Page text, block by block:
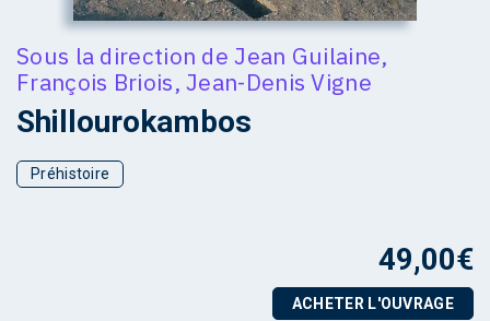
Sous la direction deJean Guilaine,
François Briois,Jean-Denis Vigne
Shillourokambos
Préhistoire
49,00€
ACHETER L'OUVRAGE